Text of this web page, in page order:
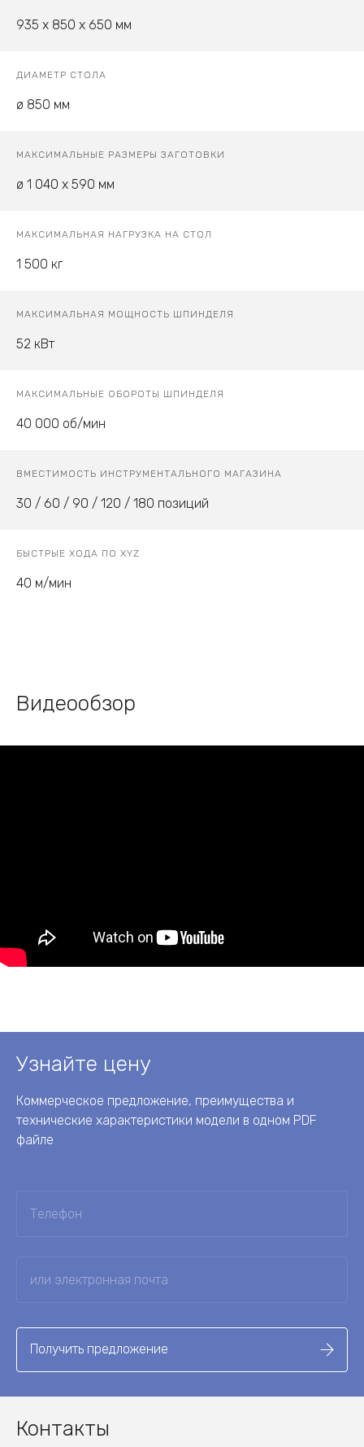
935 x 850 x 650 мм
ДИАМЕТР СТОЛА
ø 850 мм
МАКСИМАЛЬНЫЕ РАЗМЕРЫ ЗАГОТОВКИ
ø 1 040 x 590 мм
МАКСИМАЛЬНАЯ НАГРУЗКА НА СТОЛ
1 500 кг
МАКСИМАЛЬНАЯ МОЩНОСТЬ ШПИНДЕЛЯ
52 кВт
МАКСИМАЛЬНЫЕ ОБОРОТЫ ШПИНДЕЛЯ
40 000 об/мин
ВМЕСТИМОСТЬ ИНСТРУМЕНТАЛЬНОГО МАГАЗИНА
30 / 60 / 90 / 120 / 180 позиций
БЫСТРЫЕ ХОДА ПО XYZ
40 м/мин
Видеообзор
Узнайте цену
Коммерческое предложение, преимущества и
технические характеристики модели в одном PDF
файле
Получить предложение
Контакты